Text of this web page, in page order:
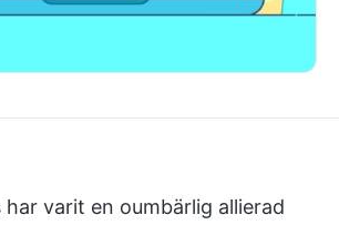
har varit en oumbärlig allierad